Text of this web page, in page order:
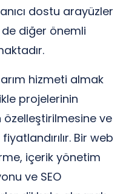
dostu arayüzler
de diğer önemli
hizmeti almak
projelerinin
özelleştirilmesine ve
Bir web
içerik yönetim
ve SEO